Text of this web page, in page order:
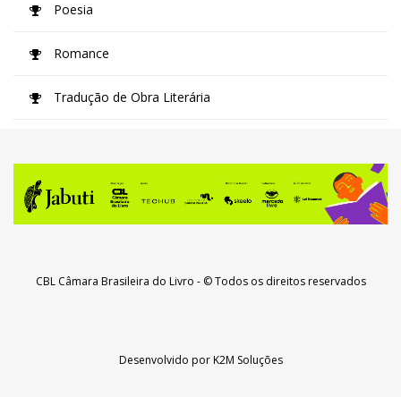
Poesia
Romance
Tradução de Obra Literária
CBL Câmara Brasileira do Livro - © Todos os direitos reservados
Desenvolvido porK2M Soluções